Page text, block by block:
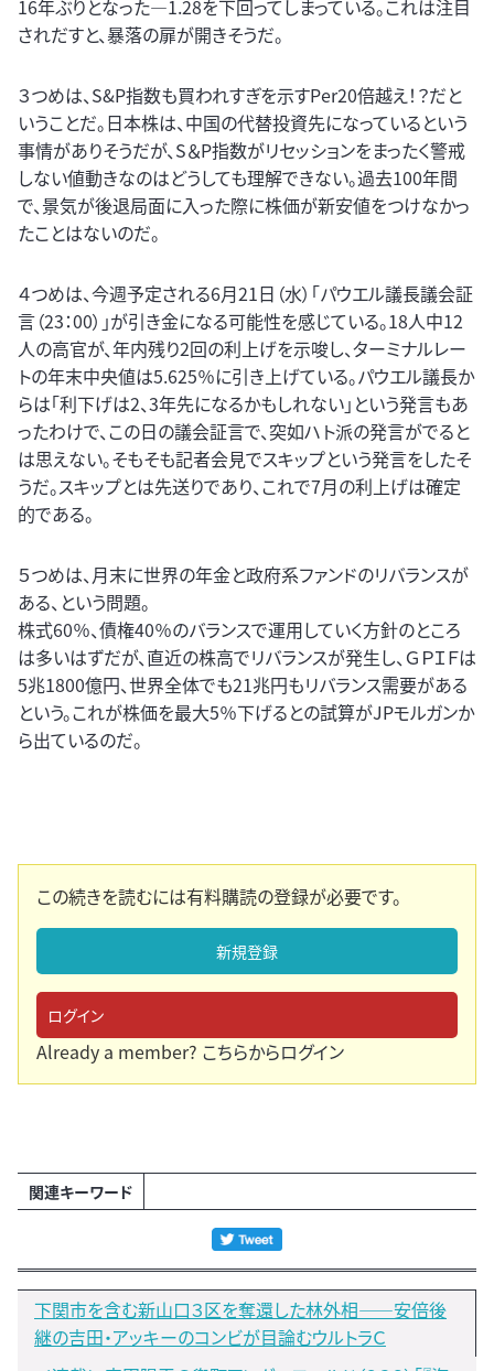
16年ぶりとなった―1.28を下回ってしまっている。これは注目
されだすと、暴落の扉が開きそうだ。
３つめは、S&P指数も買われすぎを示すPer20倍越え！？だと
いうことだ。日本株は、中国の代替投資先になっているという
事情がありそうだが、S＆P指数がリセッションをまったく警戒
しない値動きなのはどうしても理解できない。過去100年間
で、景気が後退局面に入った際に株価が新安値をつけなかっ
たことはないのだ。
４つめは、今週予定される6月21日（水）「パウエル議長議会証
言（23：00）」が引き金になる可能性を感じている。18人中12
人の高官が、年内残り2回の利上げを示唆し、ターミナルレー
トの年末中央値は5.625％に引き上げている。パウエル議長か
らは「利下げは2、3年先になるかもしれない」という発言もあ
ったわけで、この日の議会証言で、突如ハト派の発言がでると
は思えない。そもそも記者会見でスキップという発言をしたそ
うだ。スキップとは先送りであり、これで7月の利上げは確定
的である。
５つめは、月末に世界の年金と政府系ファンドのリバランスが
ある、という問題。
株式60％、債権40％のバランスで運用していく方針のところ
は多いはずだが、直近の株高でリバランスが発生し、ＧＰＩＦは
5兆1800億円、世界全体でも21兆円もリバランス需要がある
という。これが株価を最大5％下げるとの試算がJPモルガンか
ら出ているのだ。
この続きを読むには有料購読の登録が必要です。
新規登録
ログイン
Already a member? こちらからログイン
関連キーワード
下関市を含む新山口３区を奪還した林外相――安倍後
継の吉田・アッキーのコンビが目論むウルトラＣ